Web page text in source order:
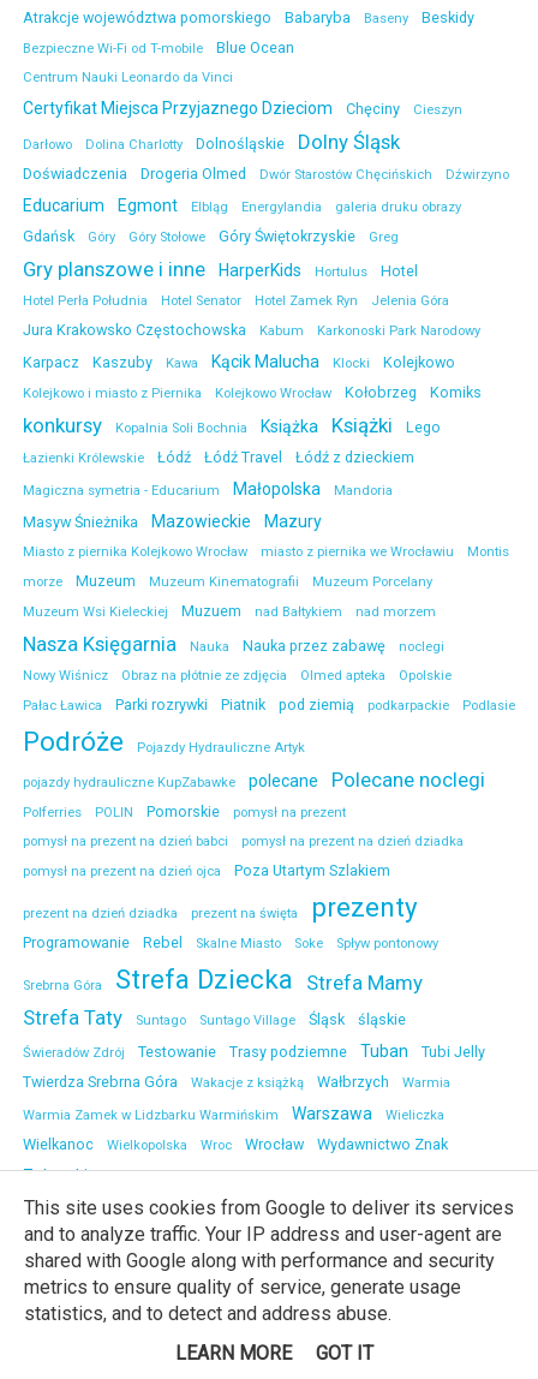
Atrakcje województwa pomorskiego Babaryba Baseny Beskidy
Bezpieczne Wi-Fi od T-mobile Blue Ocean
Centrum Nauki Leonardo da Vinci
Certyfikat Miejsca Przyjaznego Dzieciom Chęciny Cieszyn
Darłowo Dolina Charlotty Dolnośląskie Dolny Śląsk
Doświadczenia Drogeria Olmed Dwór Starostów Chęcińskich Dźwirzyno
Educarium Egmont Elbląg Energylandia galeria druku obrazy
Gdańsk Góry Góry Stołowe Góry Świętokrzyskie Greg
Gry planszowe i inne HarperKids Hortulus Hotel
Hotel Perła Południa Hotel Senator Hotel Zamek Ryn Jelenia Góra
Jura Krakowsko Częstochowska Kabum Karkonoski Park Narodowy
Karpacz Kaszuby Kawa Kącik Malucha Klocki Kolejkowo
Kolejkowo i miasto z Piernika Kolejkowo Wrocław Kołobrzeg Komiks
konkursy Kopalnia Soli Bochnia Książka Książki Lego
Łazienki Królewskie Łódź Łódź Travel Łódź z dzieckiem
Magiczna symetria - Educarium Małopolska Mandoria
Masyw Śnieżnika Mazowieckie Mazury
Miasto z piernika Kolejkowo Wrocław miasto z piernika we Wrocławiu
Montis
morze
Muzeum Muzeum Kinematografii
Muzeum Porcelany
Muzeum Wsi Kieleckiej
Muzuem nad Bałtykiem nad morzem
Nasza Księgarnia Nauka Nauka przez zabawę
noclegi
Nowy Wiśnicz
Obraz na płótnie ze zdjęcia Olmed apteka
Opolskie
Pałac Ławica
Parki rozrywki Piatnik pod ziemią podkarpackie Podlasie
Podróże Pojazdy Hydrauliczne Artyk
pojazdy hydrauliczne KupZabawke polecane Polecane noclegi
Polferries POLIN Pomorskie
pomysł na prezent
pomysł na prezent na dzień babci
pomysł na prezent na dzień dziadka
pomysł na prezent na dzień ojca
Poza Utartym Szlakiem
prezent na dzień dziadka prezent na święta prezenty
Programowanie Rebel Skalne Miasto Soke Spływ pontonowy
Srebrna Góra Strefa Dziecka
Strefa Mamy
Strefa Taty
Suntago Suntago Village Śląsk śląskie
Świeradów Zdrój Testowanie Trasy podziemne Tuban
Tubi Jelly
Twierdza Srebrna Góra
Wakacje z książką Wałbrzych Warmia
Warmia Zamek w Lidzbarku Warmińskim Warszawa Wieliczka
Wielkanoc Wielkopolska Wroc Wrocław Wydawnictwo Znak
Zabawki Zachodniopomorskie
Zamek Zamek Chojnik Zamek Czocha Zamek Kliczków Zamek w Rynie
Zamek Wiśnicz zamki z dzieckiem Zdrowie zegarki Zegarki Destell
zwiedzanie Żarki
This site uses cookies from Google to deliver its services
and to analyze traffic. Your IP address and user-agent are
shared with Google along with performance and security
metrics to ensure quality of service, generate usage
statistics, and to detect and address abuse.
LEARN MORE
GOT IT